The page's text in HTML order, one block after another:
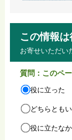
この情報
お寄せいただい
質問：このペ
役に立った
どちらとも
役に立たな